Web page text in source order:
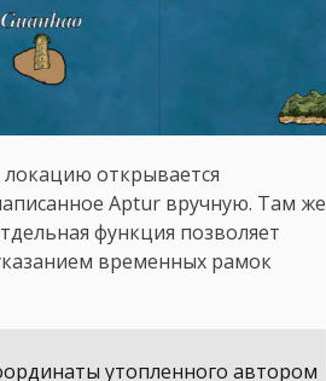
открывается
Арtur вручную. Там же
функция позволяет
временных рамок
утопленного автором